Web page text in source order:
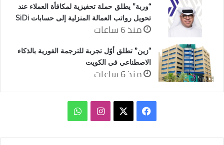
“وربة” يطلق حملة تحفيزية لمكافأة العملاء عند
تحويل رواتب العمالة المنزلية إلى حسابات SiDi
منذ 6 ساعات
“زين” تطلق أوّل تجربة للترجمة الفورية بالذكاء
الاصطناعي في الكويت
منذ 6 ساعات
فيسبوك انستقرامواتساب